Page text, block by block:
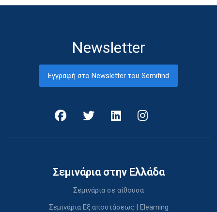
Newsletter
Εγγραφή στο Newsletter του Semifind
Σεμινάρια στην Ελλάδα
Σεμινάρια σε αίθουσα
Σεμινάρια Εξ αποστάσεως | Elearning